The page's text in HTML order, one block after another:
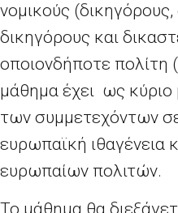
νομικούς
δικηγόρους και
οποιονδήποτε πολίτη
μάθημα έχει ως κύριο
των συμμετεχόντων
ευρωπαϊκή ιθαγένεια
ευρωπαίων πολιτών.
Το μάθημα θα